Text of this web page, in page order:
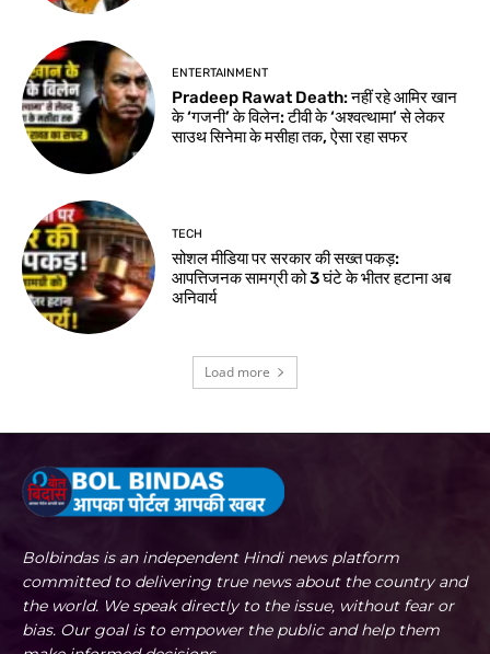
ENTERTAINMENT
Pradeep Rawat Death: नहीं रहे आमिर खान
के ‘गजनी’ के विलेन: टीवी के ‘अश्वत्थामा’ से लेकर
साउथ सिनेमा के मसीहा तक, ऐसा रहा सफर
TECH
सोशल मीडिया पर सरकार की सख्त पकड़:
आपत्तिजनक सामग्री को 3 घंटे के भीतर हटाना अब
अनिवार्य
Load more
Bolbindas is an independent Hindi news platform
committed to delivering true news about the country and
the world. We speak directly to the issue, without fear or
bias. Our goal is to empower the public and help them